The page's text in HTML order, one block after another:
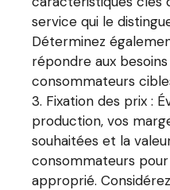
service qui le
Déterminez
répondre aux
consommateurs
Fixation des prix :
production, vos
souhaitées et la
consommateurs
approprié.